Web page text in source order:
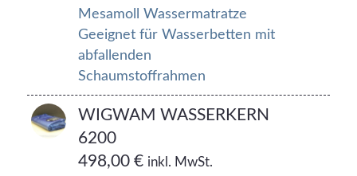
Mesamoll Wassermatratze
Geeignet für Wasserbetten mit
abfallenden
Schaumstoffrahmen
WIGWAM WASSERKERN
6200
498,00 € inkl. MwSt.